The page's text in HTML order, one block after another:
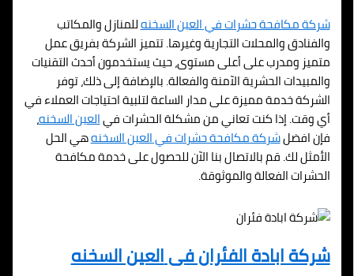
شركة مكافحة حشرات فيالعين السخنهللمنازل والمكاتب
والفنادق والمحلات التجارية وغيرها. تتميز الشركة بفريق عمل
متميز ومدرب على أعلى مستوى، حيث يستخدمون أحدث التقنيات
والمبيدات الحشرية الآمنة والفعالة. بالإضافة إلى ذلك، توفر
الشركة خدمة مميزة على مدار الساعة لتلبية احتياجات العملاء في
أي وقت. إذا كنت تعاني من مشكلة الحشرات فيالعين السخنه،
فإن افضلشركة مكافحة حشرات فيالعين السخنههي الحل
الأمثل لك. قم بالاتصال بنا الآن للحصول على خدمة مكافحة
الحشرات الفعالة والموثوقة.
شركة ابادة الفئران فىالعين السخنه